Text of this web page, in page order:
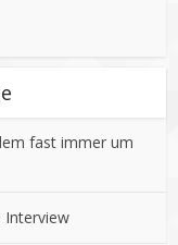
fast immer um
Interview